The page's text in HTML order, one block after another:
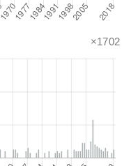
×1702